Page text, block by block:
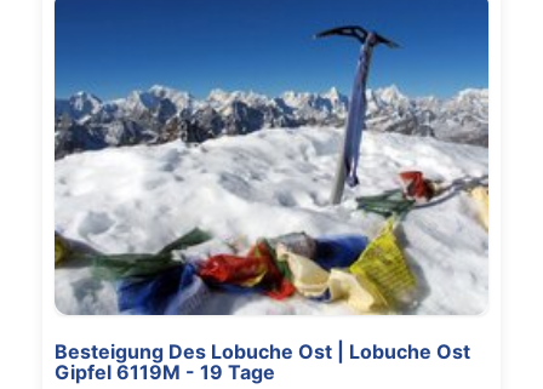
Besteigung Des Lobuche Ost | Lobuche Ost
Gipfel 6119M - 19 Tage